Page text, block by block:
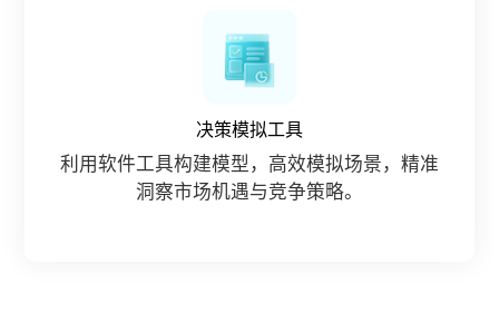
决策模拟工具
利用软件工具构建模型，高效模拟场景，精准
洞察市场机遇与竞争策略。